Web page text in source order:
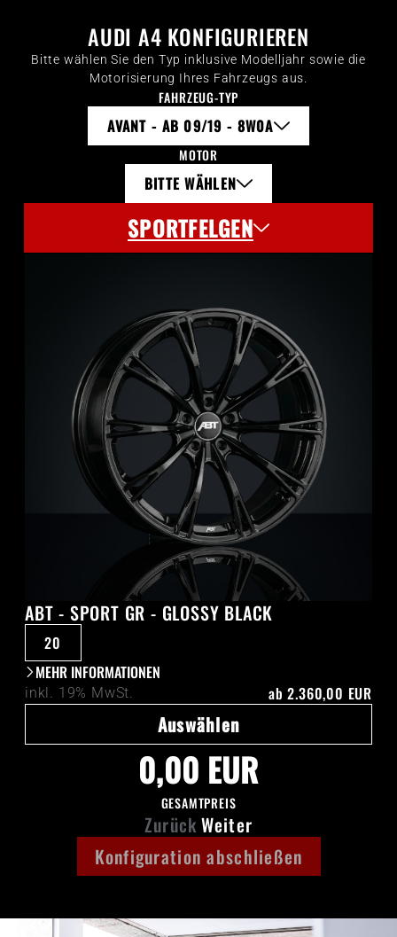
AUDI A4 KONFIGURIEREN
Bitte wählen Sie den Typ inklusive Modelljahr sowie die
Motorisierung Ihres Fahrzeugs aus.
FAHRZEUG-TYP
AVANT - AB 09/19 - 8W0A
MOTOR
BITTE WÄHLEN
SPORTFELGEN
ABT - SPORT GR - GLOSSY BLACK
20
MEHR INFORMATIONEN
inkl. 19% MwSt. ab2.360,00 EUR
Auswählen
0,00 EUR
GESAMTPREIS
Zurück Weiter
Konfiguration abschließen